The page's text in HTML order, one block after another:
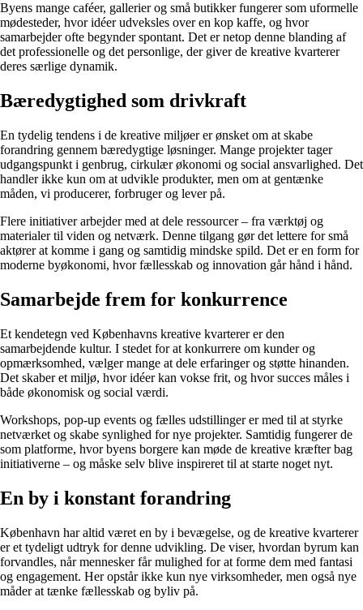
Byens mange caféer, gallerier og små butikker fungerer som uformelle
mødesteder, hvor idéer udveksles over en kop kaffe, og hvor
samarbejder ofte begynder spontant. Det er netop denne blanding af
det professionelle og det personlige, der giver de kreative kvarterer
deres særlige dynamik.
Bæredygtighed som drivkraft
En tydelig tendens i de kreative miljøer er ønsket om at skabe
forandring gennem bæredygtige løsninger. Mange projekter tager
udgangspunkt i genbrug, cirkulær økonomi og social ansvarlighed. Det
handler ikke kun om at udvikle produkter, men om at gentænke
måden, vi producerer, forbruger og lever på.
Flere initiativer arbejder med at dele ressourcer – fra værktøj og
materialer til viden og netværk. Denne tilgang gør det lettere for små
aktører at komme i gang og samtidig mindske spild. Det er en form for
moderne byøkonomi, hvor fællesskab og innovation går hånd i hånd.
Samarbejde frem for konkurrence
Et kendetegn ved Københavns kreative kvarterer er den
samarbejdende kultur. I stedet for at konkurrere om kunder og
opmærksomhed, vælger mange at dele erfaringer og støtte hinanden.
Det skaber et miljø, hvor idéer kan vokse frit, og hvor succes måles i
både økonomisk og social værdi.
Workshops, pop-up events og fælles udstillinger er med til at styrke
netværket og skabe synlighed for nye projekter. Samtidig fungerer de
som platforme, hvor byens borgere kan møde de kreative kræfter bag
initiativerne – og måske selv blive inspireret til at starte noget nyt.
En by i konstant forandring
København har altid været en by i bevægelse, og de kreative kvarterer
er et tydeligt udtryk for denne udvikling. De viser, hvordan byrum kan
forvandles, når mennesker får mulighed for at forme dem med fantasi
og engagement. Her opstår ikke kun nye virksomheder, men også nye
måder at tænke fællesskab og byliv på.